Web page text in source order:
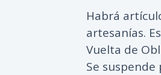
Habrá
artesanías.
Vuelta de
Se suspende